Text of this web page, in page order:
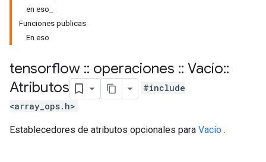
en eso_
Funciones publicas
En eso
tensorflow :: operaciones :: Vacío::
Atributos
#include
<array_ops.h>
Establecedores de atributos opcionales para Vacío .